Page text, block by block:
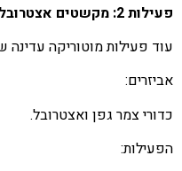
פעילות 2: מקשטים אצטרובל בכדורי צמר גפן
עוד פעילות מוטוריקה עדינה
אביזרים:
כדורי צמר גפן ואצטרובל.
הפעילות: